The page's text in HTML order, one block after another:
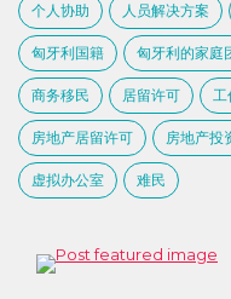
个人协助 人员解决方案
匈牙利国籍 匈牙利的家庭
商务移民 居留许可 工
房地产居留许可 房地产投
虚拟办公室 难民